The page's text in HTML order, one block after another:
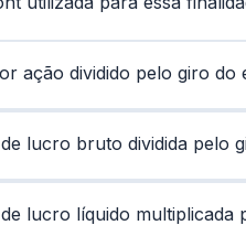
ação dividido pelo giro do
lucro bruto dividida pelo
lucro líquido multiplicada